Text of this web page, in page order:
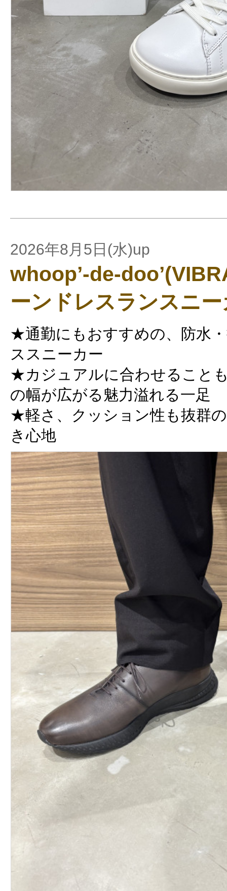
2026年8月5日(水)up
whoop’-de-
ーンドレスランスニ
★通勤にもおすすめの、防水
ススニーカー
★カジュアルに合わせること
の幅が広がる魅力溢れる一足
★軽さ、クッション性も抜群
き心地